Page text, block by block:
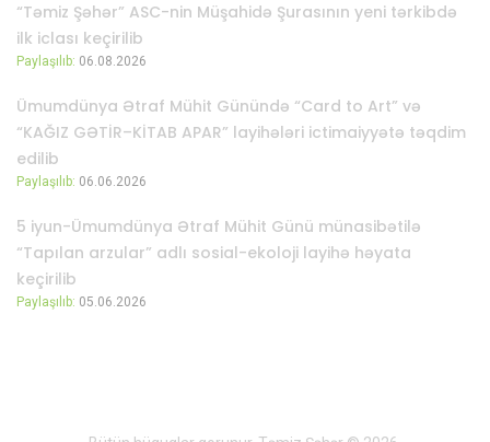
“Təmiz Şəhər” ASC-nin Müşahidə Şurasının yeni tərkibdə
ilk iclası keçirilib
Paylaşılıb: 06.08.2026
Ümumdünya Ətraf Mühit Günündə “Card to Art” və
“KAĞIZ GƏTİR–KİTAB APAR” layihələri ictimaiyyətə təqdim
edilib
Paylaşılıb: 06.06.2026
5 iyun-Ümumdünya Ətraf Mühit Günü münasibətilə
“Tapılan arzular” adlı sosial-ekoloji layihə həyata
keçirilib
Paylaşılıb: 05.06.2026